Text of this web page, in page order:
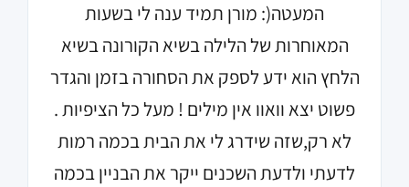
המעטה(: מורן תמיד ענה לי בשעות
המאוחרות של הלילה בשיא הקורונה בשיא
הלחץ הוא ידע לספק את הסחורה בזמן והגדר
פשוט יצא וואוו אין מילים ! מעל כל הציפיות .
לא רק,שזה שידרג לי את הבית בכמה רמות
לדעתי ולדעת השכנים ייקר את הבניין בכמה